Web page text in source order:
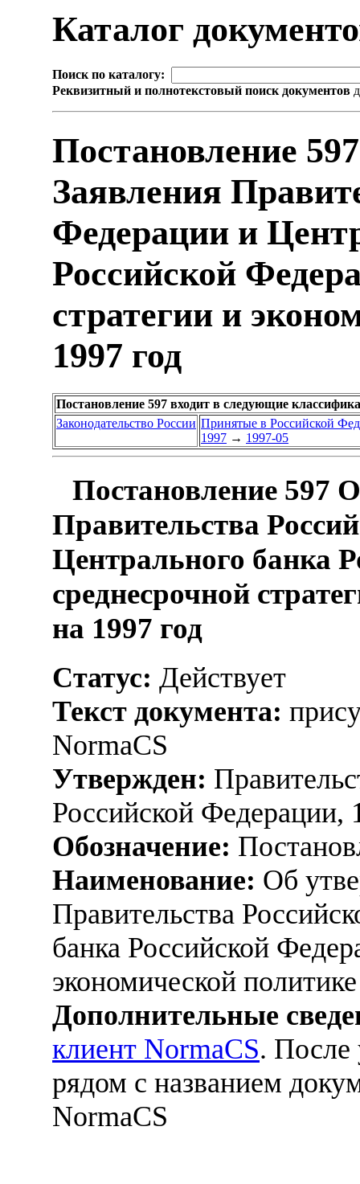
Каталог
Поиск по каталогу:
Реквизитный и полнотекстовый поиск документов
Постановление
Заявления
Федерации и
Российской
стратегии и
1997 год
Постановление 597 входит в следующие
Законодательство России Принятые в Российской
1997 → 1997-05
Постановление 597
Правительства
Центрального банка
среднесрочной
на 1997 год
Статус: Действует
Текст документа:
NormaCS
Утвержден:
Российской Федерации,
Обозначение:
Наименование: Об
Правительства
банка Российской
экономической
Дополнительные
клиент NormaCS. После
рядом с названием
NormaCS